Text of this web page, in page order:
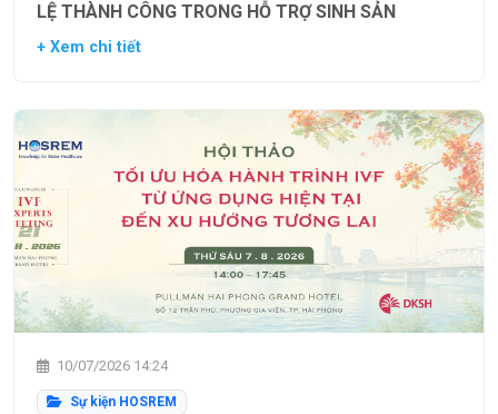
LỆ THÀNH CÔNG TRONG HỖ TRỢ SINH SẢN
+ Xem chi tiết
10/07/2026 14:24
Sự kiện HOSREM